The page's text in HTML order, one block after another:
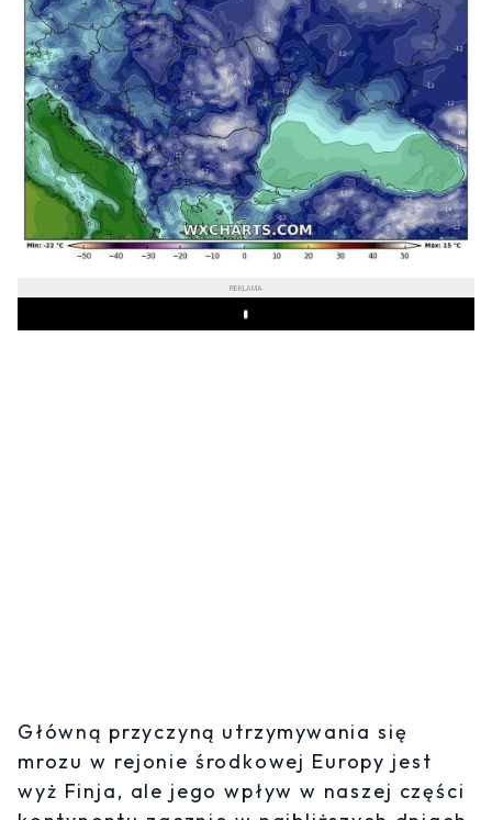
REKLAMA
Play
Główną przyczyną utrzymywania się
mrozu w rejonie środkowej Europy jest
wyż Finja, ale jego wpływ w naszej części